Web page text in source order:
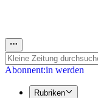
Abonnent:in werden
Rubriken